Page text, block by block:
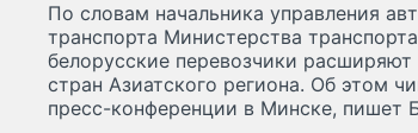
По словам начальника управления
транспорта Министерства
белорусские перевозчики
стран Азиатского региона. Об этом
пресс-конференции в Минске, пишет